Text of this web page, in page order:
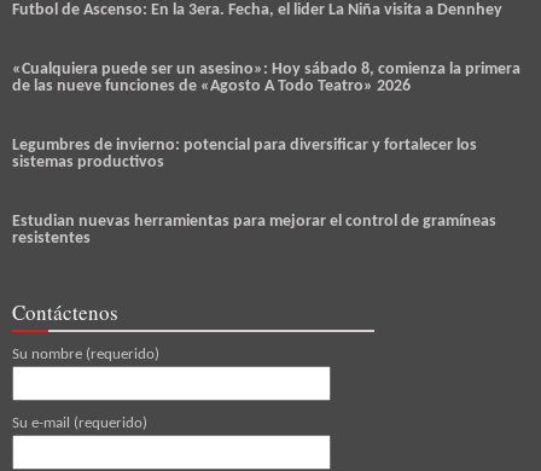
Futbol de Ascenso: En la 3era. Fecha, el lider La Niña visita a Dennhey
«Cualquiera puede ser un asesino»: Hoy sábado 8, comienza la primera
de las nueve funciones de «Agosto A Todo Teatro» 2026
Legumbres de invierno: potencial para diversificar y fortalecer los
sistemas productivos
Estudian nuevas herramientas para mejorar el control de gramíneas
resistentes
Contáctenos
Su nombre (requerido)
Su e-mail (requerido)